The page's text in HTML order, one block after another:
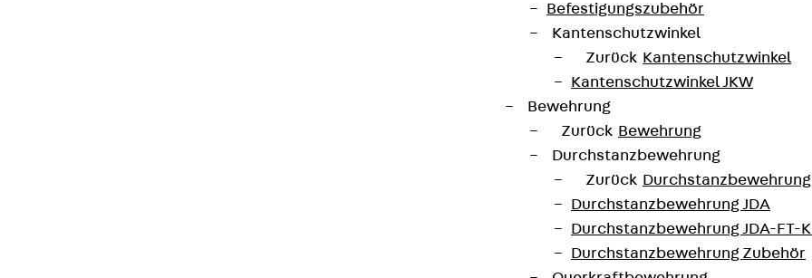
Befestigungszubehör
Kantenschutzwinkel
Zurück Kantenschutzwinkel
Kantenschutzwinkel JKW
Bewehrung
Zurück Bewehrung
Durchstanzbewehrung
Zurück Durchstanzbewehrung
Durchstanzbewehrung JDA
Durchstanzbewehrung JDA-FT-
Durchstanzbewehrung Zubehör